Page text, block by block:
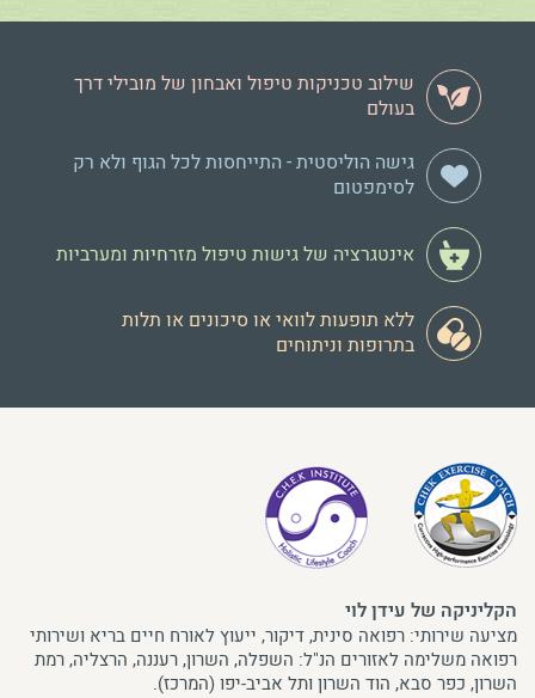
שילוב טכניקות טיפול ואבחון של מובילי דרך
בעולם
גישה הוליסטית - התייחסות לכל הגוף ולא רק
לסימפטום
אינטגרציה של גישות טיפול מזרחיות ומערביות
ללא תופעות לוואי או סיכונים או תלות
בתרופות וניתוחים
הקליניקה של עידן לוי
מציעה שירותי: רפואה סינית, דיקור, ייעוץ לאורח חיים בריא ושירותי
רפואה משלימה לאזורים הנ"ל: השפלה, השרון, רעננה, הרצליה, רמת
השרון, כפר סבא, הוד השרון ותל אביב-יפו (המרכז).